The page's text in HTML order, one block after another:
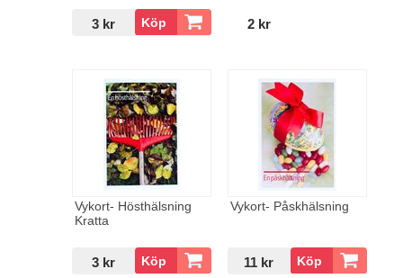
3 kr 2 kr
Vykort- Hösthälsning
Kratta
3 kr
Vykort- Påskhälsning
11 kr